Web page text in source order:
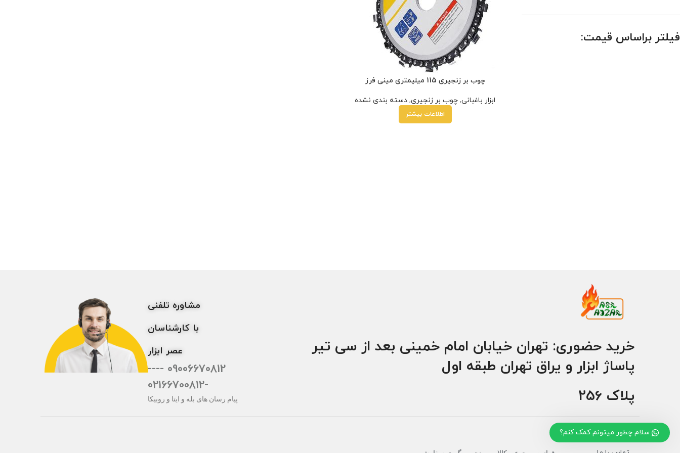
فیلتر براساس قیمت:
چوب بر زنجیری 115 میلیمتری مینی فرز
ابزار باغبانی, چوب بر زنجیری, دسته بندی نشده
اطلاعات بیشتر
خرید حضوری: تهران خیابان امام خمینی بعد از سی تیر
پاساژ ابزار و یراق تهران طبقه اول
پلاک 256
مشاوره تلفنی
با کارشناسان
عصر ابزار
09006670812 ----
-02166700812
پیام رسان های بله و ایتا و روبیکا
سلام چطور میتونم کمک کنم؟